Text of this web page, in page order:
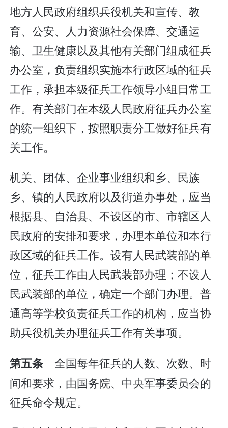
地方人民政府组织兵役机关和宣传、教
育、公安、人力资源社会保障、交通运
输、卫生健康以及其他有关部门组成征兵
办公室，负责组织实施本行政区域的征兵
工作，承担本级征兵工作领导小组日常工
作。有关部门在本级人民政府征兵办公室
的统一组织下，按照职责分工做好征兵有
关工作。
机关、团体、企业事业组织和乡、民族
乡、镇的人民政府以及街道办事处，应当
根据县、自治县、不设区的市、市辖区人
民政府的安排和要求，办理本单位和本行
政区域的征兵工作。设有人民武装部的单
位，征兵工作由人民武装部办理；不设人
民武装部的单位，确定一个部门办理。普
通高等学校负责征兵工作的机构，应当协
助兵役机关办理征兵工作有关事项。
第五条 全国每年征兵的人数、次数、时
间和要求，由国务院、中央军事委员会的
征兵命令规定。